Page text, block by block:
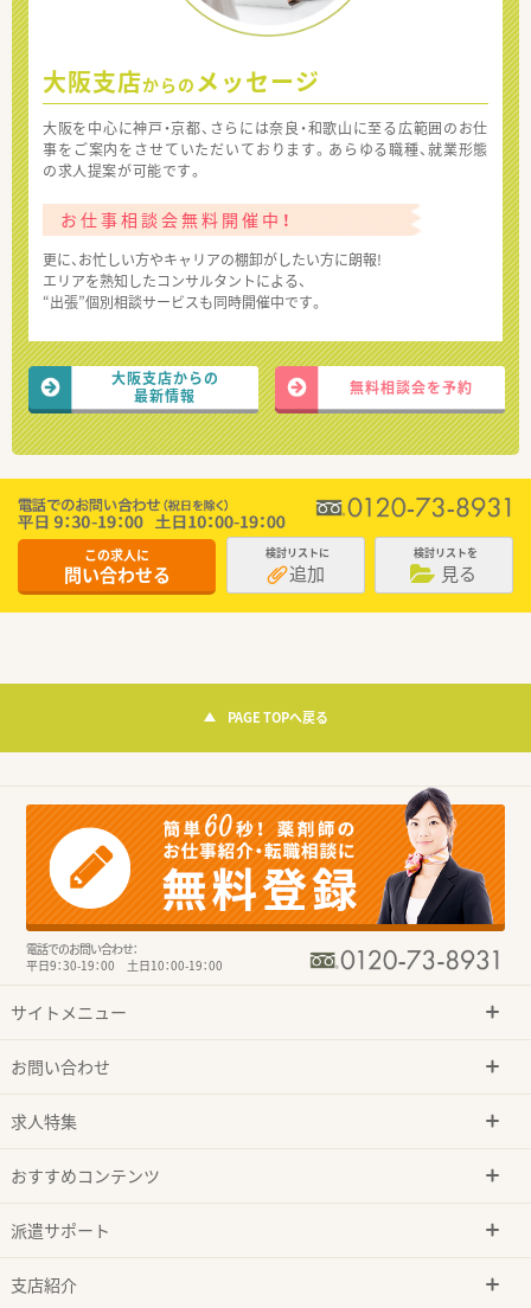
大阪支店からの メッセージ
大阪を中心に神戸・京都、さらには奈良・和歌山に至る広範囲のお仕
事をご案内をさせていただいております。あらゆる職種、就業形態
の求人提案が可能です。
お仕事相談会無料開催中！
更に、お忙しい方やキャリアの棚卸がしたい方に朗報!
エリアを熟知したコンサルタントによる、
“出張”個別相談サービスも同時開催中です。
大阪支店からの
最新情報
無料相談会を予約
この求人に
問い合わせる
検討リストに
追加
検討リストを
見る
PAGE TOPへ戻る
電話でのお問い合わせ：
平日9：30-19：00 土日10：00-19：00
サイトメニュー
お問い合わせ
求人特集
おすすめコンテンツ
派遣サポート
支店紹介